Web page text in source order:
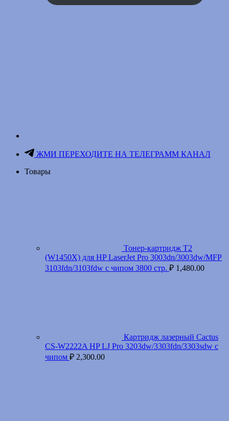
ЖМИ ПЕРЕХОДИТЕ НА ТЕЛЕГРАММ КАНАЛ
Товары
Тонер-картридж T2
(W1450X) для HP LaserJet Pro 3003dn/3003dw/MFP
3103fdn/3103fdw с чипом 3800 стр. ₽ 1,480.00
Картридж лазерный Cactus
CS-W2222A HP LJ Pro 3203dw/3303fdn/3303sdw с
чипом ₽ 2,300.00